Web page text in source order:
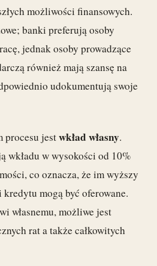
możliwości finansowych.
banki preferują osoby
jednak osoby prowadzące
również mają szansę na
udokumentują swoje
procesu jestwkład własny.
wkładu w wysokości od 10%
co oznacza, że im wyższy
mogą być oferowane.
własnemu, możliwe jest
rat a także całkowitych